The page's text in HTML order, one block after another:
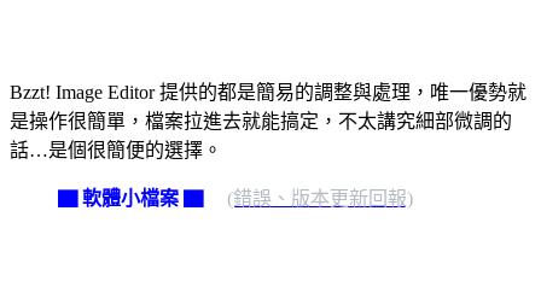
Bzzt! Image Editor 提供的都是簡易的調整與處理，唯一優勢就
是操作很簡單，檔案拉進去就能搞定，不太講究細部微調的
話…是個很簡便的選擇。
▇ 軟體小檔案 ▇ (錯誤、版本更新回報)